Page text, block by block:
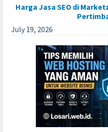
Harga Jasa SEO di
July 19, 2026